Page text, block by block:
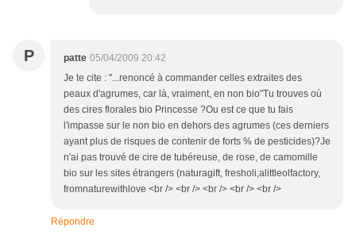
P patte 05/04/2009 20:42
Je te cite : "...renoncé à commander celles extraites des
peaux d'agrumes, car là, vraiment, en non bio"Tu trouves où
des cires florales bio Princesse ?Ou est ce que tu fais
l'impasse sur le non bio en dehors des agrumes (ces derniers
ayant plus de risques de contenir de forts % de pesticides)?Je
n'ai pas trouvé de cire de tubéreuse, de rose, de camomille
bio sur les sites étrangers (naturagift, fresholi,alittleolfactory,
fromnaturewithlove <br /> <br /> <br /> <br /> <br />
Répondre